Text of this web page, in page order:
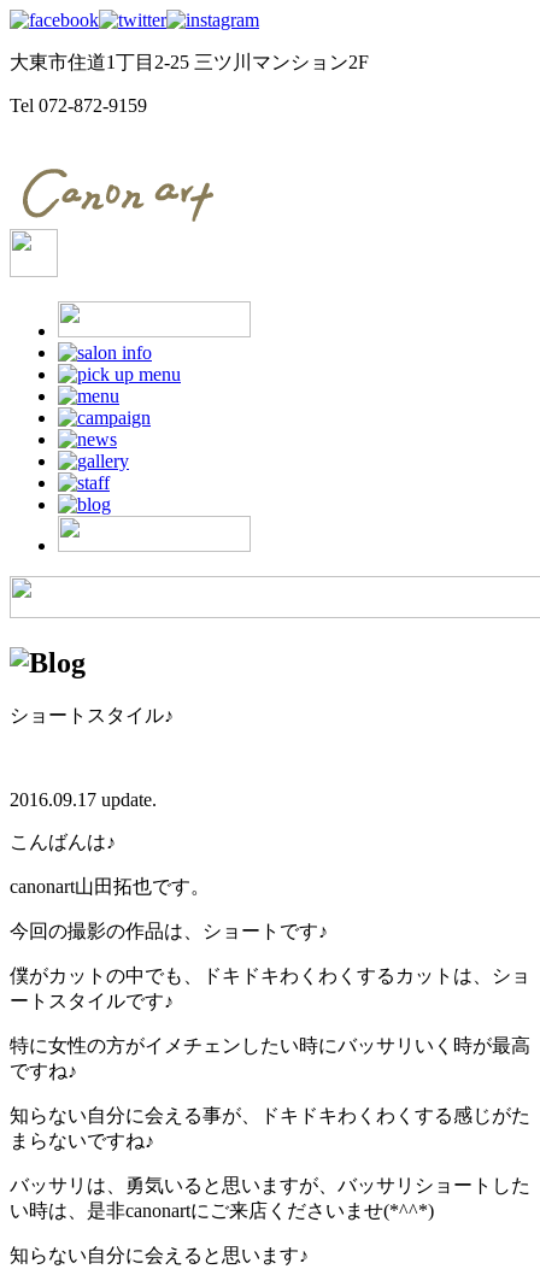
大東市住道1丁目2-25 三ツ川マンション2F
Tel 072-872-9159
ショートスタイル♪
2016.09.17 update.
こんばんは♪
canonart山田拓也です。
今回の撮影の作品は、ショートです♪
僕がカットの中でも、ドキドキわくわくするカットは、ショ
ートスタイルです♪
特に女性の方がイメチェンしたい時にバッサリいく時が最高
ですね♪
知らない自分に会える事が、ドキドキわくわくする感じがた
まらないですね♪
バッサリは、勇気いると思いますが、バッサリショートした
い時は、是非canonartにご来店くださいませ(*^^*)
知らない自分に会えると思います♪